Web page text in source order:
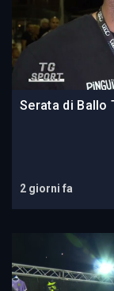
Serata di Ballo
2 giorni fa